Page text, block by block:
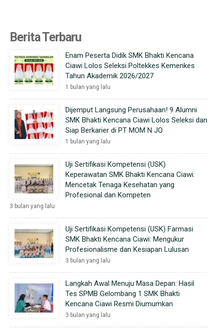
Berita Terbaru
Enam Peserta Didik SMK Bhakti Kencana
Ciawi Lolos Seleksi Poltekkes Kemenkes
Tahun Akademik 2026/2027
1 bulan yang lalu
Dijemput Langsung Perusahaan! 9 Alumni
SMK Bhakti Kencana Ciawi Lolos Seleksi dan
Siap Berkarier di PT MOM N JO
1 bulan yang lalu
Uji Sertifikasi Kompetensi (USK)
Keperawatan SMK Bhakti Kencana Ciawi:
Mencetak Tenaga Kesehatan yang
Profesional dan Kompeten
3 bulan yang lalu
Uji Sertifikasi Kompetensi (USK) Farmasi
SMK Bhakti Kencana Ciawi: Mengukur
Profesionalisme dan Kesiapan Lulusan
3 bulan yang lalu
Langkah Awal Menuju Masa Depan: Hasil
Tes SPMB Gelombang 1 SMK Bhakti
Kencana Ciawi Resmi Diumumkan
3 bulan yang lalu